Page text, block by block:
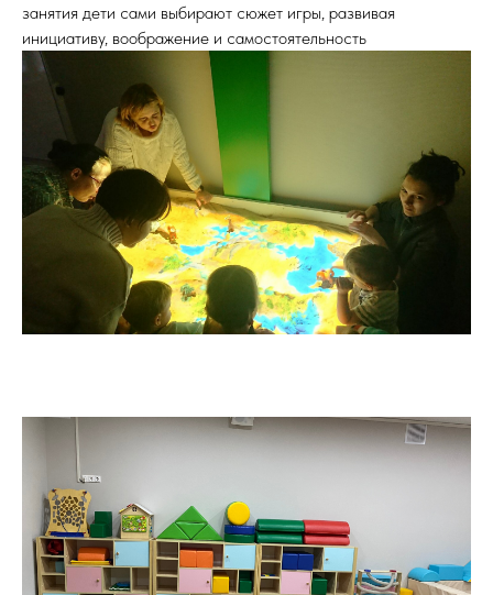
занятия дети сами выбирают сюжет игры, развивая
инициативу, воображение и самостоятельность